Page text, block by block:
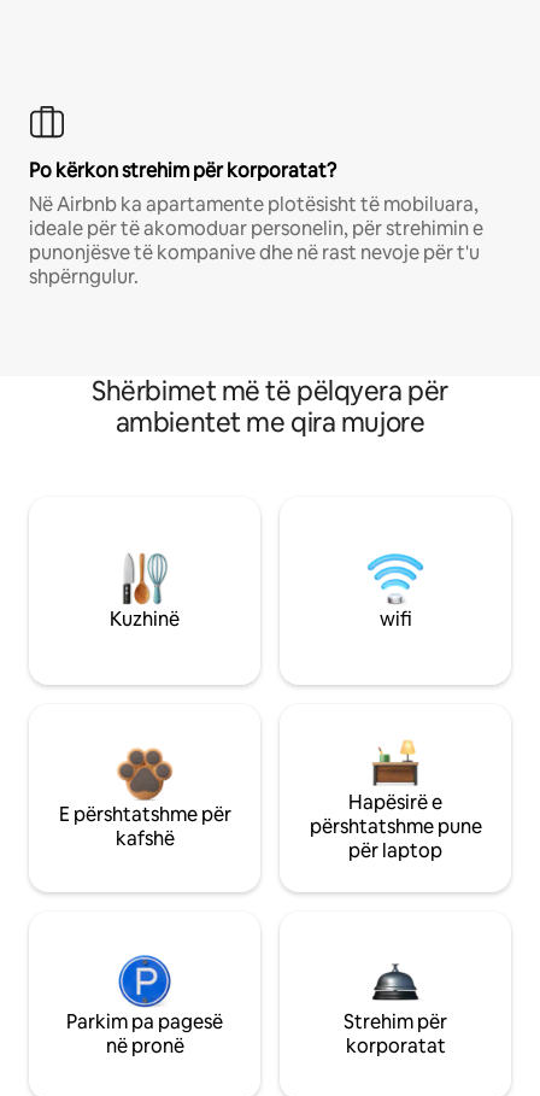
Po kërkon strehim për korporatat?
Në Airbnb ka apartamente plotësisht të mobiluara,
ideale për të akomoduar personelin, për strehimin e
punonjësve të kompanive dhe në rast nevoje për t'u
shpërngulur.
Shërbimet më të pëlqyera për
ambientet me qira mujore
Kuzhinë wifi
E përshtatshme për
kafshë
Hapësirë e
përshtatshme pune
për laptop
Parkim pa pagesë
në pronë
Strehim për
korporatat